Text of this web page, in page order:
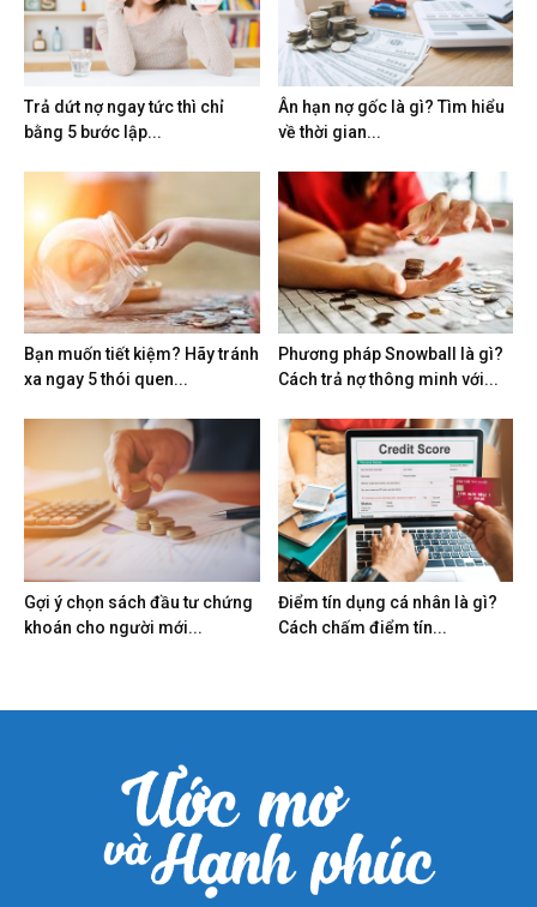
Trả dứt nợ ngay tức thì chỉ
bằng 5 bước lập...
Ân hạn nợ gốc là gì? Tìm hiểu
về thời gian...
Bạn muốn tiết kiệm? Hãy tránh
xa ngay 5 thói quen...
Phương pháp Snowball là gì?
Cách trả nợ thông minh với...
Gợi ý chọn sách đầu tư chứng
khoán cho người mới...
Điểm tín dụng cá nhân là gì?
Cách chấm điểm tín...